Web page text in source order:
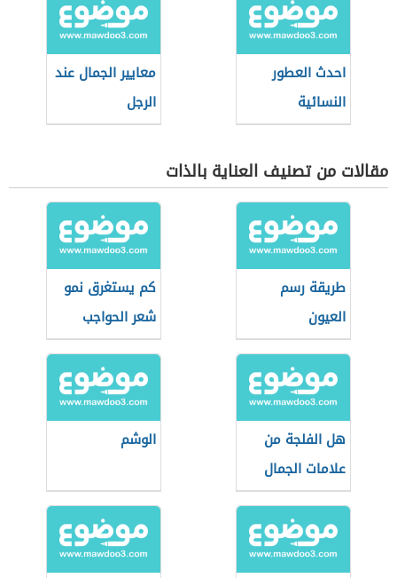
احدث العطور
النسائية
معايير الجمال عند
الرجل
مقالات من تصنيف العناية بالذات
طريقة رسم
العيون
كم يستغرق نمو
شعر الحواجب
هل الفلجة من
علامات الجمال
الوشم